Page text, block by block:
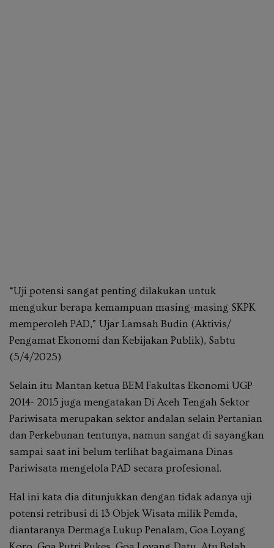
“Uji potensi sangat penting dilakukan untuk
mengukur berapa kemampuan masing-masing SKPK
memperoleh PAD,” Ujar Lamsah Budin (Aktivis/
Pengamat Ekonomi dan Kebijakan Publik), Sabtu
(5/4/2025)
Selain itu Mantan ketua BEM Fakultas Ekonomi UGP
2014- 2015 juga mengatakan Di Aceh Tengah Sektor
Pariwisata merupakan sektor andalan selain Pertanian
dan Perkebunan tentunya, namun sangat di sayangkan
sampai saat ini belum terlihat bagaimana Dinas
Pariwisata mengelola PAD secara profesional.
Hal ini kata dia ditunjukkan dengan tidak adanya uji
potensi retribusi di 13 Objek Wisata milik Pemda,
diantaranya Dermaga Lukup Penalam, Goa Loyang